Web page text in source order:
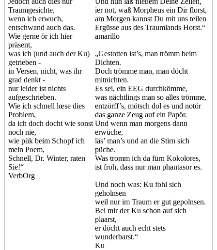
Traumgesichte,
wenn ich erwuch,
entschwand auch das.
Wie gerne ör ich hier
präsent,
was ich (und auch der Ku)
getrieben -
in Versen, nicht, was ihr
grad denkt -
nur leider ist nichts
aufgeschrieben.
Wie ich schnell lœse dies
Problem,
da ich doch docht wie sonst
noch nie,
wie pük beim Schopf ich
mein Poem,
Schnell, Dr. Winter, raten
Sie!“
VerbOrg
ier not, waß Morpheus ein Dir florst,
am Morgen kannst Du mit uns teilen
Ergüsse aus des Traumlands Horst.“
amarillo
„Gestotten ist’s, man trömm beim
Dichten.
Doch trömme man, man döcht
mitnichten.
Es sei, ein EEG durchkömme,
was nächtlings man so alles trömme,
entzörff’s, mötsch dol es und notör
das ganze Zeug auf ein Papör.
Und wenn man morgens dann
erwüche,
läs’ man’s und an die Stirn sich
püche.
Was tromm ich da fürn Kokolores,
ist froh, dass nur man phantasor es.
Und noch was: Ku fohl sich
geholnsen
weil nur im Traum er gut gepolnsen.
Bei mir der Ku schon auf sich
plaarst,
er döcht auch echt stets
wunderbarst.“
Ku